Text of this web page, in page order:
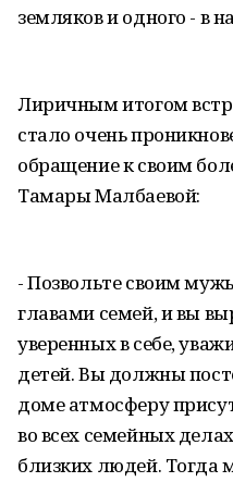
земляков и одного - в
Лиричным итогом
стало очень
обращение к своим
Тамары Малбаевой:
- Позвольте своим
главами семей, и вы
уверенных в себе,
детей. Вы должны
доме атмосферу
во всех семейных
близких людей. Тогда